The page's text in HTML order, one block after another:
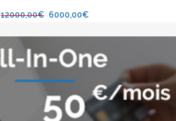
12000,00€ 6000,00€